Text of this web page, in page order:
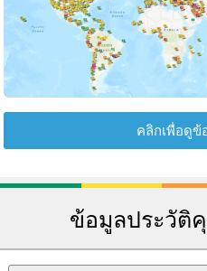
คลิกเพื่อดูข้
ข้อมูลประวัติ